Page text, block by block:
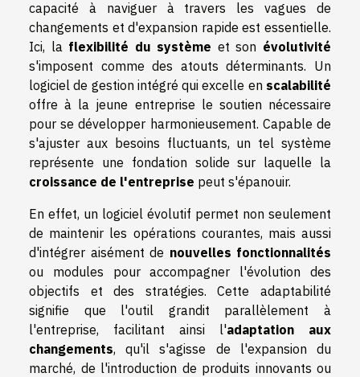
capacité à naviguer à travers les vagues de
changements et d'expansion rapide est essentielle.
Ici, la flexibilité du système et son évolutivité
s'imposent comme des atouts déterminants. Un
logiciel de gestion intégré qui excelle en scalabilité
offre à la jeune entreprise le soutien nécessaire
pour se développer harmonieusement. Capable de
s'ajuster aux besoins fluctuants, un tel système
représente une fondation solide sur laquelle la
croissance de l'entreprise peut s'épanouir.
En effet, un logiciel évolutif permet non seulement
de maintenir les opérations courantes, mais aussi
d'intégrer aisément de nouvelles fonctionnalités
ou modules pour accompagner l'évolution des
objectifs et des stratégies. Cette adaptabilité
signifie que l'outil grandit parallèlement à
l'entreprise, facilitant ainsi l'adaptation aux
changements, qu'il s'agisse de l'expansion du
marché, de l'introduction de produits innovants ou